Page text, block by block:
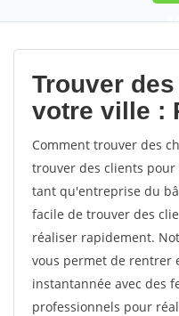
Trouver
votre ville :
Comment trouver des
trouver des clients pour
tant qu'entreprise du
facile de trouver des
réaliser rapidement.
vous permet de rentrer
instantannée avec des
professionnels pour